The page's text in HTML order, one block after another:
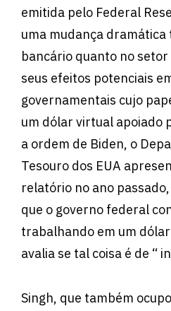
emitida pelo Federal
uma mudança
bancário quanto no
seus efeitos potenciais
governamentais cujo
um dólar virtual apoiado
a ordem de Biden, o
Tesouro dos EUA
relatório no ano
que o governo federal
trabalhando em um
avalia se tal coisa é de “
Singh, que também